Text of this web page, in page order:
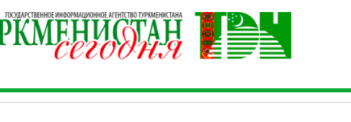
Встреча Председателя Халк Маслахаты Милли Генгеша